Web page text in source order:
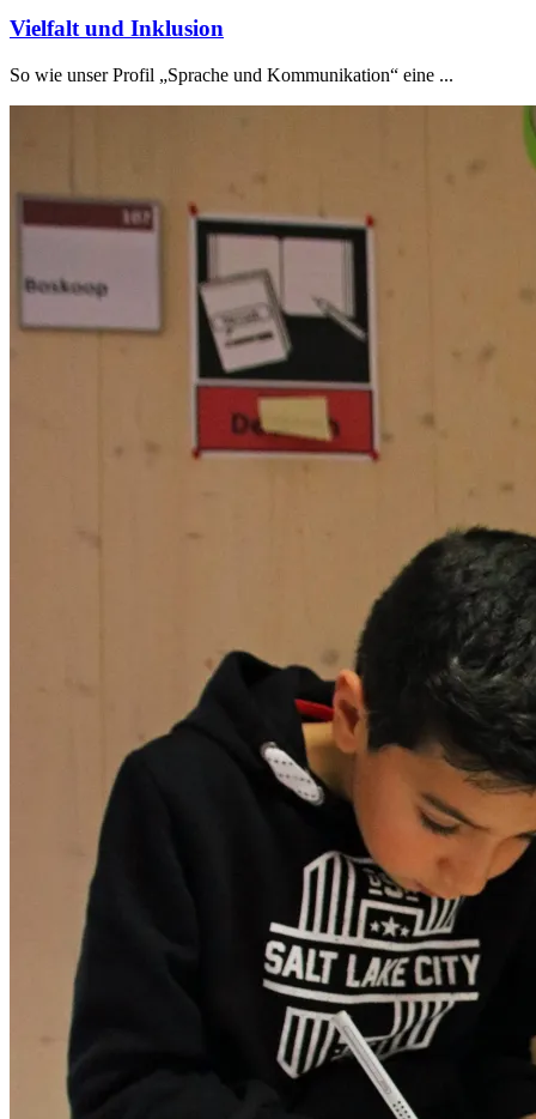
Vielfalt und Inklusion
So wie unser Profil „Sprache und Kommunikation“ eine ...